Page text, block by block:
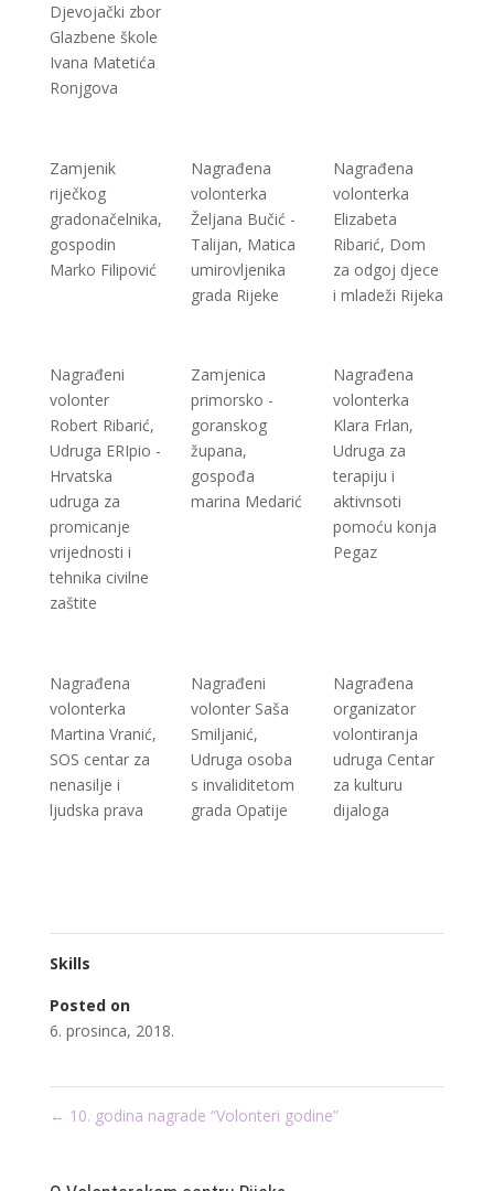
Djevojački zbor
Glazbene škole
Ivana Matetića
Ronjgova
Zamjenik
riječkog
gradonačelnika,
gospodin
Marko Filipović
Nagrađena
volonterka
Željana Bučić -
Talijan, Matica
umirovljenika
grada Rijeke
Nagrađena
volonterka
Elizabeta
Ribarić, Dom
za odgoj djece
i mladeži Rijeka
Nagrađeni
volonter
Robert Ribarić,
Udruga ERIpio -
Hrvatska
udruga za
promicanje
vrijednosti i
tehnika civilne
zaštite
Zamjenica
primorsko -
goranskog
župana,
gospođa
marina Medarić
Nagrađena
volonterka
Klara Frlan,
Udruga za
terapiju i
aktivnsoti
pomoću konja
Pegaz
Nagrađena
volonterka
Martina Vranić,
SOS centar za
nenasilje i
ljudska prava
Nagrađeni
volonter Saša
Smiljanić,
Udruga osoba
s invaliditetom
grada Opatije
Nagrađena
organizator
volontiranja
udruga Centar
za kulturu
dijaloga
Skills
Posted on
6. prosinca, 2018.
← 10. godina nagrade “Volonteri godine”